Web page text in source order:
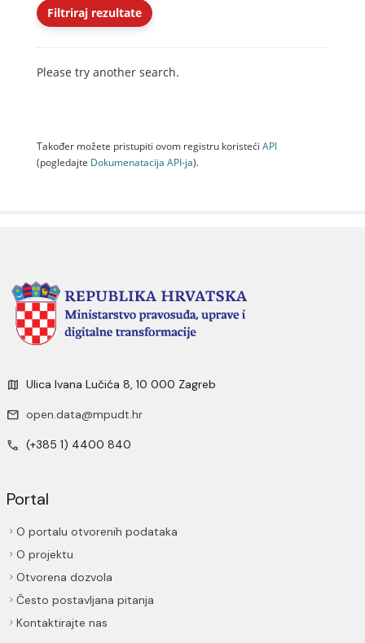
Filtriraj rezultate
Please try another search.
Također možete pristupiti ovom registru koristeći API
(pogledajte Dokumenаtаcijа API-jа).